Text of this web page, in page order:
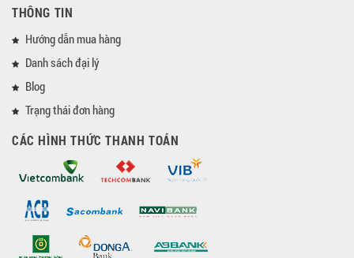
THÔNG TIN
Hướng dẫn mua hàng
Danh sách đại lý
Blog
Trạng thái đơn hàng
CÁC HÌNH THỨC THANH TOÁN